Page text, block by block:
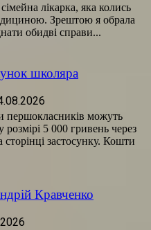
лікарка, яка колись
Зрештою я обрала
обидві справи...
школяра
першокласників можуть
5 000 гривень через
застосунку. Кошти
Кравченко